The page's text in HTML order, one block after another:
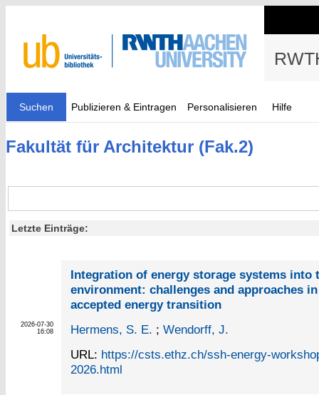
Suchen Publizieren & Eintragen Personalisieren Hilfe
Fakultät für Architektur (Fak.2)
Letzte Einträge:
2026-07-30
16:08
Integration of energy storage systems into
environment: challenges and approaches
accepted energy transition
Hermens, S. E. ; Wendorff, J.
URL: https://csts.ethz.ch/ssh-energy-
2026.html